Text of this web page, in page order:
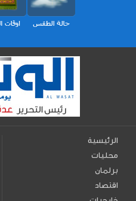
الرئيسية
محليات
برلمان
اقتصاد